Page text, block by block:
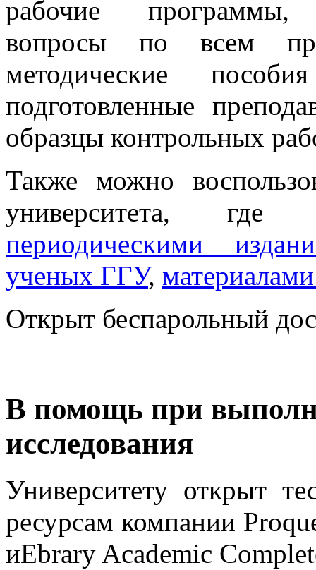
рабочие программы,
вопросы по всем
методические
подготовленные
образцы контрольных
Также можно
университета,
периодическими
ученых ГГУ,
Открыт беспарольный
В помощь при
исследования
Университету открыт
ресурсам компании
иEbrary Academic